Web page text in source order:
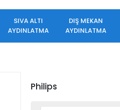
SIVA ALTI
AYDINLATMA
DIŞ MEKAN
AYDINLATMA
Philips